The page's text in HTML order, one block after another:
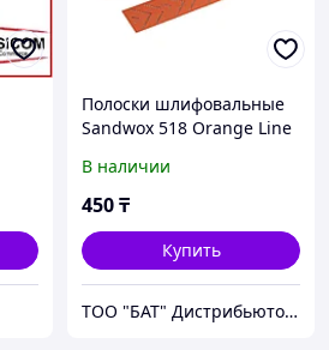
Полоски шлифовальные
Sandwox 518 Orange Line
В наличии
450₸
Купить
ТОО "БАТ" Дистрибьютор фирмы NOVOL